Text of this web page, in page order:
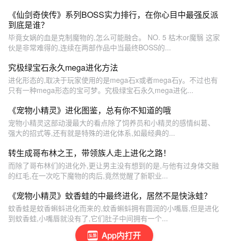
App内打开
《仙剑奇侠传》系列BOSS实力排行，在你心目中最强反派
到底是谁？
毕竟女娲的血是克制魔物的,怎么可能融合。 NO. 5 枯木or魔翳 这家
伙是非常难得的,连续在两部作品中当最终BOSS的...
究极绿宝石永久mega进化方法
进化形态的,取决于玩家使用的是mega石x或者mega石y。不过也有
只有一种mega形态的宝可梦。究极绿宝石永久mega进化...
《宠物小精灵》进化图鉴，总有你不知道的哦
宠物小精灵这部动漫最大的看点除了饲养员和小精灵的感情纠葛、
强大的招式等,还有就是特殊的进化体系,如最经典的...
转生成哥布林之王，带领族人走上进化之路！
而除了哥布林们的进化外,更让男主没有想到的是,与他有过身体交融
的红毛,在一次吃下魔物的肉后,竟然觉醒了新职业...
《宠物小精灵》蚊香蛙的中最终进化，居然不是快泳蛙？
蚊香蛙是蚊香蝌蚪进化而来的,蚊香蝌蚪拥有圆润的小嘴唇,但是进化
到蚊香蛙,小嘴唇就没有了,它们肚子中间拥有一个...